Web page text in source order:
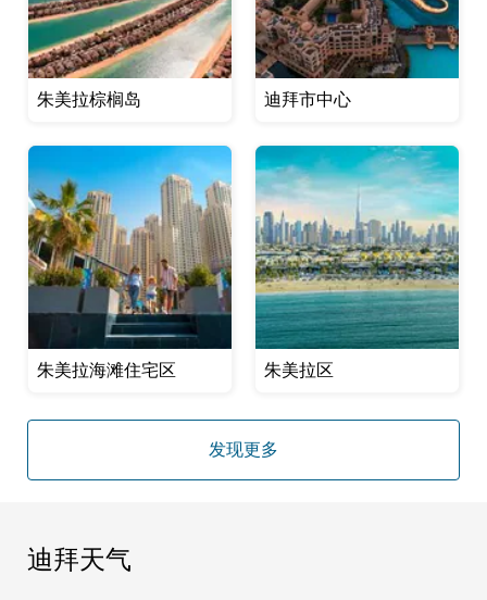
朱美拉棕榈岛 迪拜市中心
朱美拉海滩住宅区 朱美拉区
发现更多
迪拜天气